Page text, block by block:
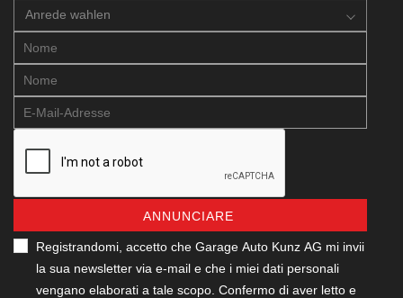
Anrede wahlen
ANNUNCIARE
Registrandomi, accetto che Garage Auto Kunz AG mi invii
la sua newsletter via e-mail e che i miei dati personali
vengano elaborati a tale scopo. Confermo di aver letto e